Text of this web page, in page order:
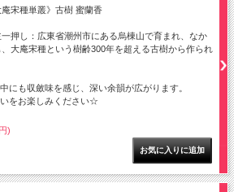
庵宋種単叢》古樹 蜜蘭香
一押し：広東省潮州市にある烏棟山で育まれ、なか
、大庵宋種という樹齢300年を超える古樹から作られ
にも収斂味を感じ、深い余韻が広がります。
をお楽しみください☆
)